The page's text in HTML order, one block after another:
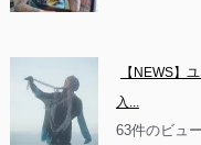
【NEWS】
入...
63件のビュー